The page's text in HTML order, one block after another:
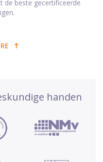
de beste gecertificeerde
handen